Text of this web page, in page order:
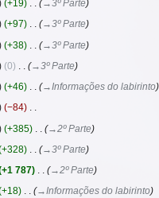
+19 ‎
→‎3º Parte
+97 ‎
→‎3º Parte
+38 ‎
→‎3º Parte
0
→‎3º Parte
+46 ‎
→‎Informações do labirinto
−84 ‎
+385 ‎
→‎2º Parte
+328 ‎
→‎3º Parte
+1 787 ‎
→‎2º Parte
+18 ‎
→‎Informações do labirinto